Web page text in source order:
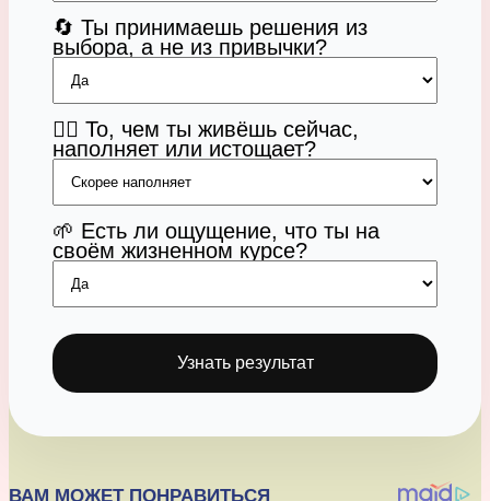
🔄 Ты принимаешь решения из
выбора, а не из привычки?
😮‍💨 То, чем ты живёшь сейчас,
наполняет или истощает?
🌱 Есть ли ощущение, что ты на
своём жизненном курсе?
Узнать результат